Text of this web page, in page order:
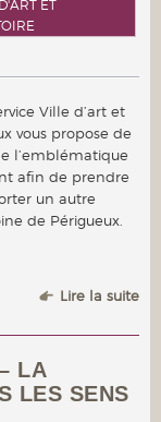
ET
Ville d’art et
vous propose de
l’emblématique
afin de prendre
un autre
de Périgueux.
Lire la suite
LA
LES SENS